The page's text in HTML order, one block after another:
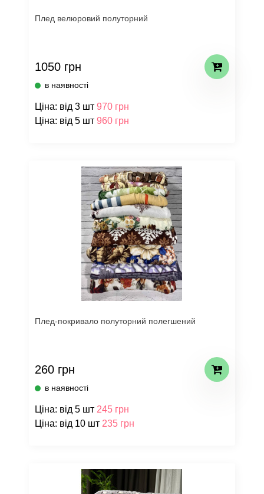
Плед велюровий полуторний
1050 грн
в наявності
Ціна: від 3 шт 970 грн
Ціна: від 5 шт 960 грн
Плед-покривало полуторний полегшений
260 грн
в наявності
Ціна: від 5 шт 245 грн
Ціна: від 10 шт 235 грн